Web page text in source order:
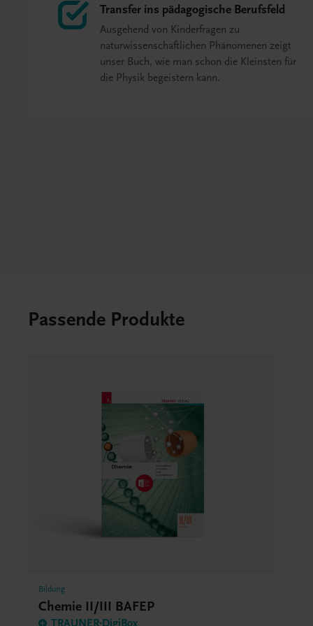
Transfer ins pädagogische Berufsfeld
Ausgehend von Kinderfragen zu
naturwissenschaftlichen Phänomenen zeigt
unser Buch, wie man schon die Kleinsten für
die Physik begeistern kann.
Passende Produkte
Bildung
Chemie II/III BAFEP
TRAUNER-DigiBox